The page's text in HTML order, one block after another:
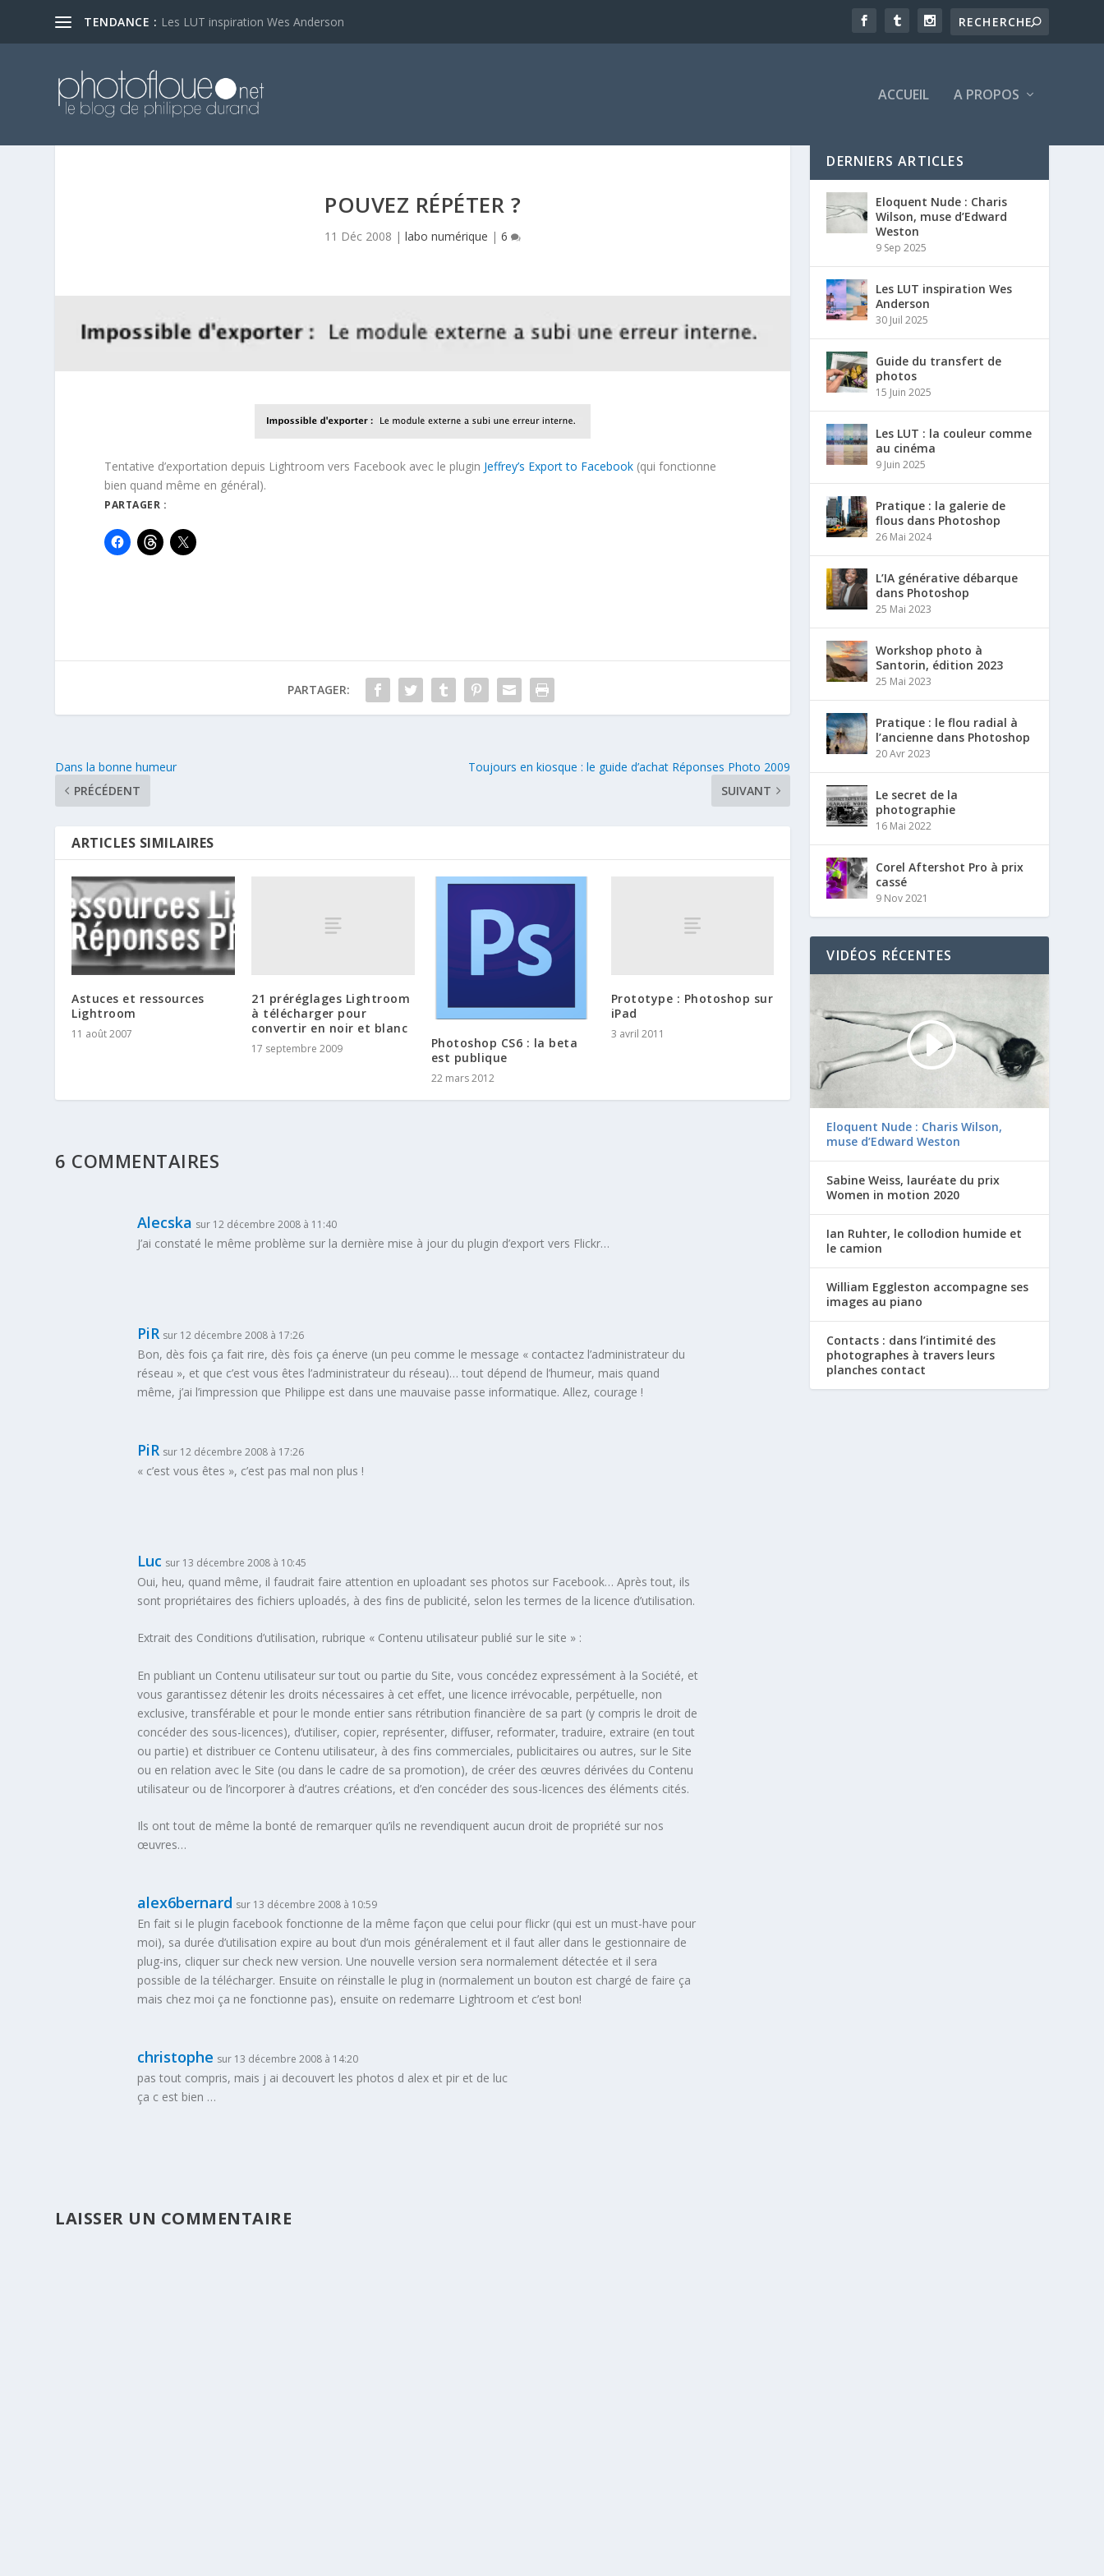
TENDANCE : Les LUT inspiration Wes Anderson
ACCUEIL A PROPOS
POUVEZ RÉPÉTER ?
11 Déc 2008 |labo numérique |6
Tentative d’exportation depuis Lightroom vers Facebook avec le plugin Jeffrey’s Export to Facebook (qui fonctionne
bien quand même en général).
PARTAGER :
PARTAGER:
Dans la bonne humeur
PRÉCÉDENT
Toujours en kiosque : le guide d’achat Réponses Photo 2009
SUIVANT
ARTICLES SIMILAIRES
Astuces et ressources
Lightroom
11 août 2007
21 préréglages Lightroom
à télécharger pour
convertir en noir et blanc
17 septembre 2009
Photoshop CS6 : la beta
est publique
22 mars 2012
Prototype : Photoshop sur
iPad
3 avril 2011
6 COMMENTAIRES
Alecska sur 12 décembre 2008 à 11:40
J’ai constaté le même problème sur la dernière mise à jour du plugin d’export vers Flickr…
PiR sur 12 décembre 2008 à 17:26
Bon, dès fois ça fait rire, dès fois ça énerve (un peu comme le message « contactez l’administrateur du
réseau », et que c’est vous êtes l’administrateur du réseau)… tout dépend de l’humeur, mais quand
même, j’ai l’impression que Philippe est dans une mauvaise passe informatique. Allez, courage !
PiR sur 12 décembre 2008 à 17:26
« c’est vous êtes », c’est pas mal non plus !
Luc sur 13 décembre 2008 à 10:45
Oui, heu, quand même, il faudrait faire attention en uploadant ses photos sur Facebook… Après tout, ils
sont propriétaires des fichiers uploadés, à des fins de publicité, selon les termes de la licence d’utilisation.
Extrait des Conditions d’utilisation, rubrique « Contenu utilisateur publié sur le site » :
En publiant un Contenu utilisateur sur tout ou partie du Site, vous concédez expressément à la Société, et
vous garantissez détenir les droits nécessaires à cet effet, une licence irrévocable, perpétuelle, non
exclusive, transférable et pour le monde entier sans rétribution financière de sa part (y compris le droit de
concéder des sous-licences), d’utiliser, copier, représenter, diffuser, reformater, traduire, extraire (en tout
ou partie) et distribuer ce Contenu utilisateur, à des fins commerciales, publicitaires ou autres, sur le Site
ou en relation avec le Site (ou dans le cadre de sa promotion), de créer des œuvres dérivées du Contenu
utilisateur ou de l’incorporer à d’autres créations, et d’en concéder des sous-licences des éléments cités.
Ils ont tout de même la bonté de remarquer qu’ils ne revendiquent aucun droit de propriété sur nos
œuvres…
alex6bernard sur 13 décembre 2008 à 10:59
En fait si le plugin facebook fonctionne de la même façon que celui pour flickr (qui est un must-have pour
moi), sa durée d’utilisation expire au bout d’un mois généralement et il faut aller dans le gestionnaire de
plug-ins, cliquer sur check new version. Une nouvelle version sera normalement détectée et il sera
possible de la télécharger. Ensuite on réinstalle le plug in (normalement un bouton est chargé de faire ça
mais chez moi ça ne fonctionne pas), ensuite on redemarre Lightroom et c’est bon!
christophe sur 13 décembre 2008 à 14:20
pas tout compris, mais j ai decouvert les photos d alex et pir et de luc
ça c est bien …
LAISSER UN COMMENTAIRE
DERNIERS ARTICLES
Eloquent Nude : Charis
Wilson, muse d’Edward
Weston
9 Sep 2025
Les LUT inspiration Wes
Anderson
30 Juil 2025
Guide du transfert de
photos
15 Juin 2025
Les LUT : la couleur comme
au cinéma
9 Juin 2025
Pratique : la galerie de
flous dans Photoshop
26 Mai 2024
L’IA générative débarque
dans Photoshop
25 Mai 2023
Workshop photo à
Santorin, édition 2023
25 Mai 2023
Pratique : le flou radial à
l’ancienne dans Photoshop
20 Avr 2023
Le secret de la
photographie
16 Mai 2022
Corel Aftershot Pro à prix
cassé
9 Nov 2021
VIDÉOS RÉCENTES
Eloquent Nude : Charis Wilson,
muse d’Edward Weston
Sabine Weiss, lauréate du prix
Women in motion 2020
Ian Ruhter, le collodion humide et
le camion
William Eggleston accompagne ses
images au piano
Contacts : dans l’intimité des
photographes à travers leurs
planches contact